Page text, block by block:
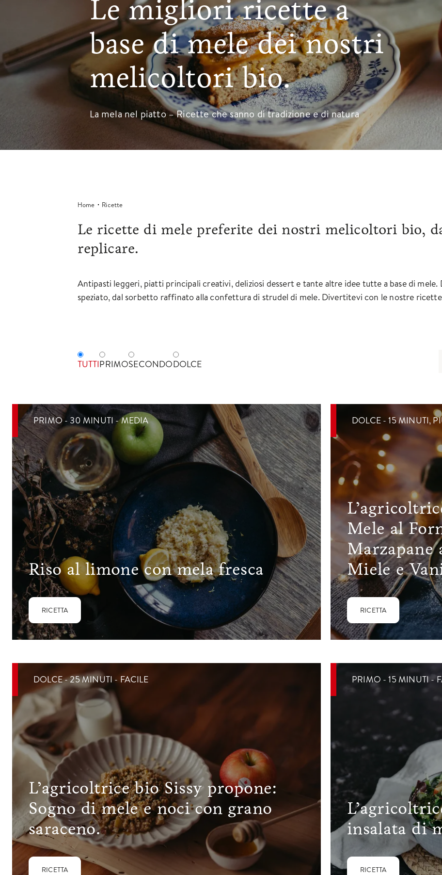
Le migliori ricette a
base di mele dei nostri
melicoltori bio.
La mela nel piatto – Ricette che sanno di tradizione e di natura
Home Ricette
Le ricette di mele preferite dei nostri melicoltori bio,
replicare.
Antipasti leggeri, piatti principali creativi, deliziosi dessert e tante altre idee tutte a base di
speziato, dal sorbetto raffinato alla confettura di strudel di mele. Divertitevi con le nostre ricette
TUTTIPRIMOSECONDODOLCE
PRIMO - 30 MINUTI - MEDIA
Riso al limone con mela fresca
RICETTA
DOLCE - 15 MINUTI,
Mele al
Marzapane
Miele e
RICETTA
DOLCE - 25 MINUTI - FACILE
L’agricoltrice bio Sissy propone:
Sogno di mele e noci con grano
saraceno.
RICETTA
PRIMO - 15 MINUTI -
insalata di
RICETTA